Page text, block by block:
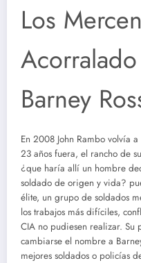
Los
Barney
En 2008 John Rambo volvía
23 años fuera, el rancho de
¿que haría allí un hombre
soldado de origen y vida?
élite, un grupo de soldados
los trabajos más difíciles,
CIA no pudiesen realizar.
cambiarse el nombre a
mejores soldados o policías